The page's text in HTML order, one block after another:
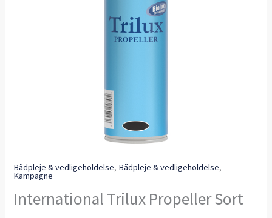
Bådpleje & vedligeholdelse, Bådpleje & vedligeholdelse,
Kampagne
International Trilux Propeller Sort